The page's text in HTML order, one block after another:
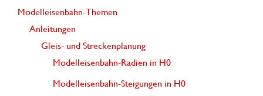
Modelleisenbahn-Themen
Anleitungen
Gleis- und Streckenplanung
Modelleisenbahn-Radien in H0
Modelleisenbahn-Steigungen in H0